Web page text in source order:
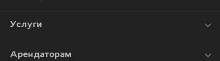
Услуги
Арендаторам